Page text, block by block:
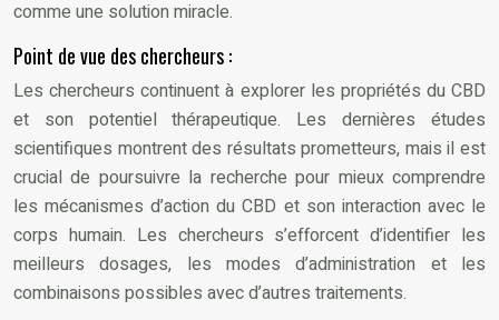
comme une solution miracle.
Point de vue des chercheurs :
Les chercheurs continuent à explorer les propriétés du CBD
et son potentiel thérapeutique. Les dernières études
scientifiques montrent des résultats prometteurs, mais il est
crucial de poursuivre la recherche pour mieux comprendre
les mécanismes d’action du CBD et son interaction avec le
corps humain. Les chercheurs s’efforcent d’identifier les
meilleurs dosages, les modes d’administration et les
combinaisons possibles avec d’autres traitements.